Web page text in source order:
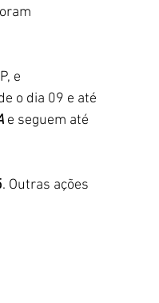
e
o dia 09 e até
e seguem até
. Outras ações